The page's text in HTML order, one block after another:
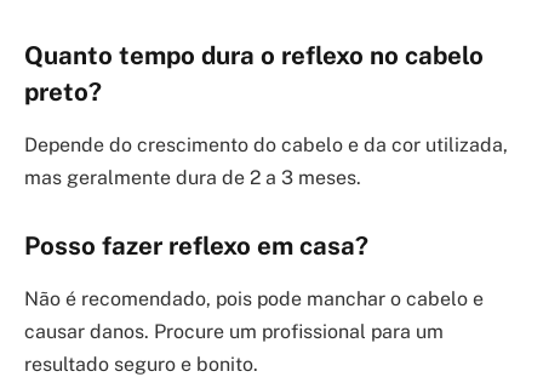
Quanto tempo dura o reflexo no cabelo
preto?
Depende do crescimento do cabelo e da cor utilizada,
mas geralmente dura de 2 a 3 meses.
Posso fazer reflexo em casa?
Não é recomendado, pois pode manchar o cabelo e
causar danos. Procure um profissional para um
resultado seguro e bonito.